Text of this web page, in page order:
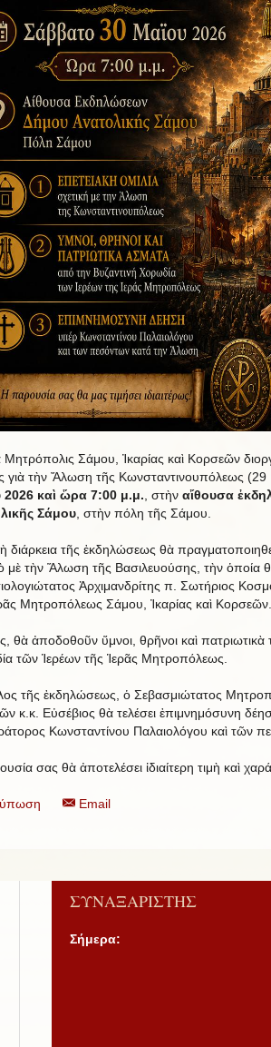
Μητρόπολις Σάμου, Ἰκαρίας καὶ Κορσεῶν
γιὰ τὴν Ἄλωση τῆς Κωνσταντινουπόλεως
2026 καὶ ὥρα 7:00 μ.μ. , στὴν αἴθουσα
Σάμου, στὴν πόλη τῆς Σάμου.
διάρκεια τῆς ἐκδηλώσεως θὰ
μὲ τὴν Ἅλωση τῆς Βασιλευούσης, τὴν ὁποία
Ἀρχιμανδρίτης π. Σωτήριος
Μητροπόλεως Σάμου, Ἰκαρίας καὶ Κορσεῶν.
θὰ ἀποδοθοῦν ὕμνοι, θρῆνοι καὶ πατριωτικὰ
τῶν Ἱερέων τῆς Ἱερᾶς Μητροπόλεως.
τῆς ἐκδηλώσεως, ὁ Σεβασμιώτατος
κ.κ. Εὐσέβιος θὰ τελέσει ἐπιμνημόσυνη
Κωνσταντίνου Παλαιολόγου καὶ τῶν
σας θὰ ἀποτελέσει ἰδιαίτερη τιμὴ καὶ χαρά.
Email
ΣΥΝΑΞΑΡΙΣΤΗΣ
Σήμερα: